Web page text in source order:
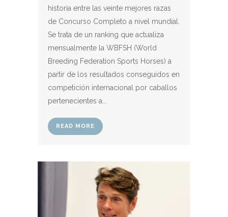
historia entre las veinte mejores razas
de Concurso Completo a nivel mundial.
Se trata de un ranking que actualiza
mensualmente la WBFSH (World
Breeding Federation Sports Horses) a
partir de los resultados conseguidos en
competición internacional por caballos
pertenecientes a...
READ MORE